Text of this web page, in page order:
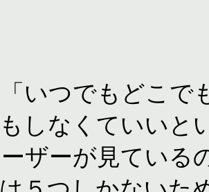
いつでもどこで
しなくていいと
ザーが見ている